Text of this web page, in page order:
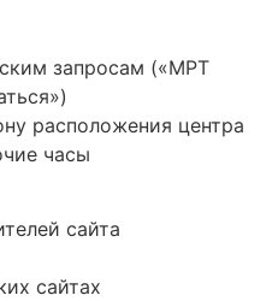
запросам («МРТ
расположения центра
часы
сайта
сайтах